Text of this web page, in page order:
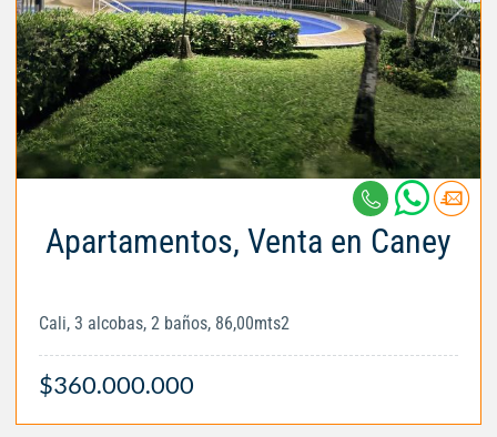
Apartamentos, Venta en Caney
Cali, 3 alcobas, 2 baños, 86,00mts2
$360.000.000